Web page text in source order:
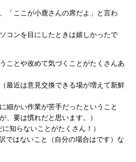
「ここが小鹿さんの席だよ」と言わ
コンを目にしたときは嬉しかったで
ことや改めて気づくことがたくさんあ
最近は意見交換できる場が増えて新鮮
細かい作業が苦手だったということ
、要は慣れだと思います。）
知らないことがたくさん！）
ではないこと（自分の場合はです）な